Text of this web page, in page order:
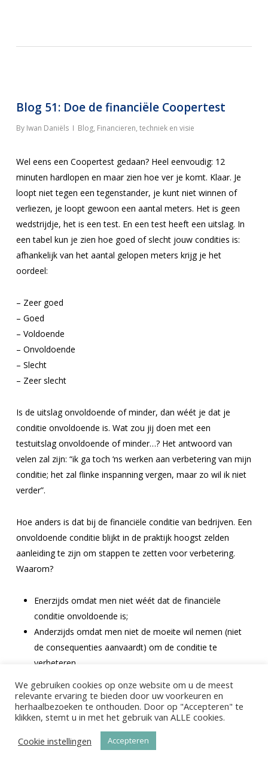
Blog 51: Doe de financiële Coopertest
By Iwan Daniëls Blog, Financieren, techniek en visie
Wel eens een Coopertest gedaan? Heel eenvoudig: 12
minuten hardlopen en maar zien hoe ver je komt. Klaar. Je
loopt niet tegen een tegenstander, je kunt niet winnen of
verliezen, je loopt gewoon een aantal meters. Het is geen
wedstrijdje, het is een test. En een test heeft een uitslag. In
een tabel kun je zien hoe goed of slecht jouw condities is:
afhankelijk van het aantal gelopen meters krijg je het
oordeel:
– Zeer goed
– Goed
– Voldoende
– Onvoldoende
– Slecht
– Zeer slecht
Is de uitslag onvoldoende of minder, dan wéét je dat je
conditie onvoldoende is. Wat zou jij doen met een
testuitslag onvoldoende of minder…? Het antwoord van
velen zal zijn: “ik ga toch ‘ns werken aan verbetering van mijn
conditie; het zal flinke inspanning vergen, maar zo wil ik niet
verder”.
Hoe anders is dat bij de financiële conditie van bedrijven. Een
onvoldoende conditie blijkt in de praktijk hoogst zelden
aanleiding te zijn om stappen te zetten voor verbetering.
Waarom?
Enerzijds omdat men niet wéét dat de financiële
conditie onvoldoende is;
Anderzijds omdat men niet de moeite wil nemen (niet
de consequenties aanvaardt) om de conditie te
verbeteren.
Doe de financiële Coopertest
Het eerste aspect: hoe kan je weten wat de financiële
conditie is van een bedrijf? Hoe kun je dat weten zonder
We gebruiken cookies op onze website om u de meest
relevante ervaring te bieden door uw voorkeuren en
herhaalbezoeken te onthouden. Door op "Accepteren" te
klikken, stemt u in met het gebruik van ALLE cookies.
Cookie instellingen
Accepteren